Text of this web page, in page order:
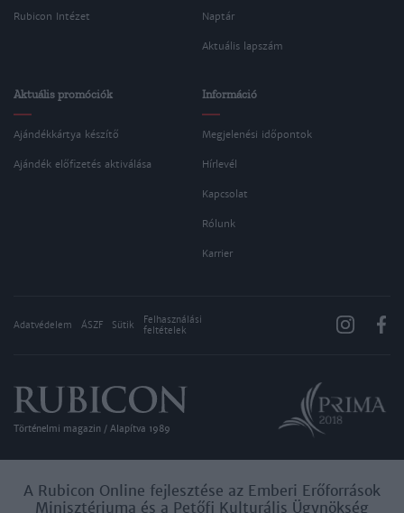
Rubicon Intézet Naptár
Aktuális lapszám
Aktuális promóciók
Ajándékkártya készítő
Ajándék előfizetés aktiválása
Információ
Megjelenési időpontok
Hírlevél
Kapcsolat
Rólunk
Karrier
Adatvédelem ÁSZF Sütik
Felhasználási
feltételek
Történelmi magazin / Alapítva 1989
A Rubicon Online fejlesztése az Emberi Erőforrások
Minisztériuma és a Petőfi Kulturális Ügynökség